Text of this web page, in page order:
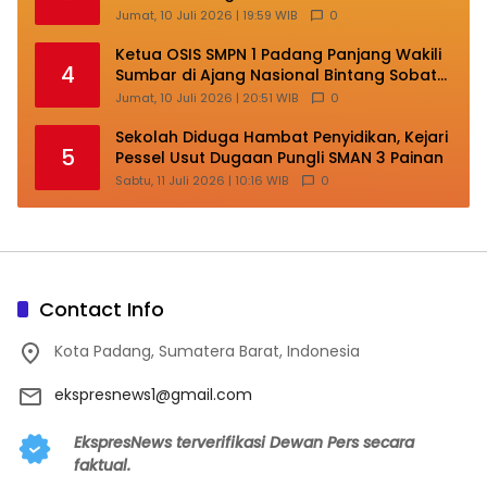
Lakukan Transformasi
Jumat, 10 Juli 2026 | 19:59 WIB 0
4
Ketua OSIS SMPN 1 Padang Panjang Wakili
Sumbar di Ajang Nasional Bintang Sobat
SMP
Jumat, 10 Juli 2026 | 20:51 WIB 0
5
Sekolah Diduga Hambat Penyidikan, Kejari
Pessel Usut Dugaan Pungli SMAN 3 Painan
Sabtu, 11 Juli 2026 | 10:16 WIB 0
Contact Info
Kota Padang, Sumatera Barat, Indonesia
ekspresnews1@gmail.com
EkspresNews terverifikasi Dewan Pers secara
faktual.